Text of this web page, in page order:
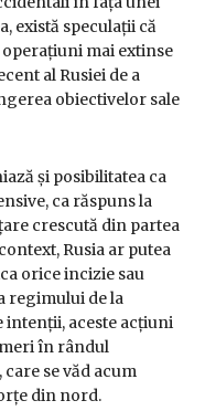
există speculații că
mai extinse
al Rusiei de a
obiectivelor sale
și posibilitatea ca
ca răspuns la
crescută din partea
Rusia ar putea
orice incizie sau
regimului de la
intenții, aceste acțiuni
în rândul
se văd acum
din nord.